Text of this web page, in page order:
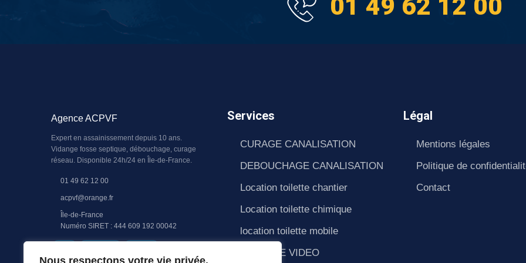
Nous respectons votre vie privée.
Agence ACPVF
Expert en assainissement depuis 10 ans.
Vidange fosse septique, débouchage, curage
réseau. Disponible 24h/24 en Île-de-France.
01 49 62 12 00
acpvf@orange.fr
Île-de-France
Numéro SIRET : 444 609 192 00042
Services
CURAGE CANALISATION
DEBOUCHAGE CANALISATION
Location toilette chantier
Location toilette chimique
location toilette mobile
PASSAGE VIDEO
Légal
Mentions légales
Politique de
Contact